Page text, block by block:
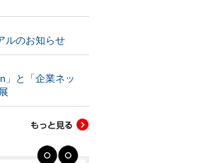
ルのお知らせ
」と「企業ネッ